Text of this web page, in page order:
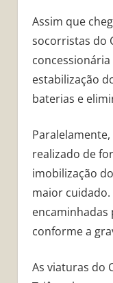
Assim que
socorristas do
estabilização
baterias e
realizado de
imobilização
maior
encaminhadas
conforme a
As viaturas do